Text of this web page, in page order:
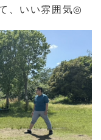
、いい雰囲気◎